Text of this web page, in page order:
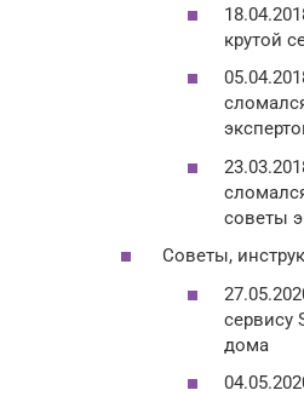
крутой
советы
Советы,
сервису
дома